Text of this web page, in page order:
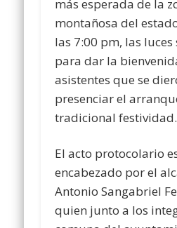
más esperada de la
montañosa del
las 7:00 pm, las luces
para dar la
asistentes que se
presenciar el
tradicional festividad.
El acto protocolario
encabezado por el
Antonio Sangabriel
quien junto a los